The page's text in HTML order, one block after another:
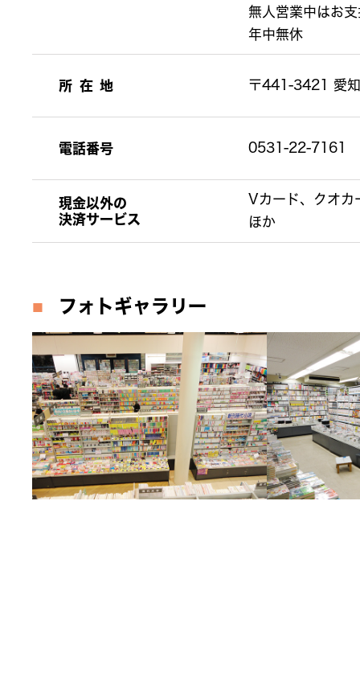
無人営業中はお
年中無休
所在地 〒441-3421 愛
電話番号 0531-22-7161
現金以外の
決済サービス
Vカード、クオカ
ほか
フォトギャラリー